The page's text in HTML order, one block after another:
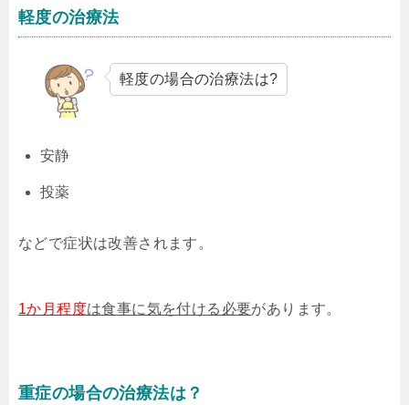
軽度の治療法
軽度の場合の治療法は?
安静
投薬
などで症状は改善されます。
1か月程度は食事に気を付ける必要があります。
重症の場合の治療法は？